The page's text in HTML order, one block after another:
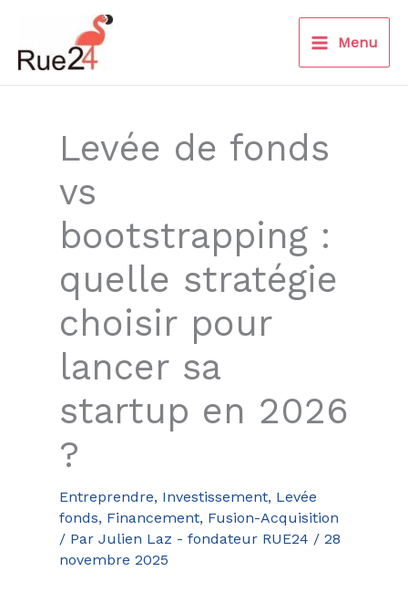
contenu
Menu
Levée de fonds
vs
bootstrapping :
quelle stratégie
choisir pour
lancer sa
startup en 2026
?
Entreprendre, Investissement, Levée
fonds, Financement, Fusion-Acquisition
/ Par Julien Laz - fondateur RUE24 / 28
novembre 2025